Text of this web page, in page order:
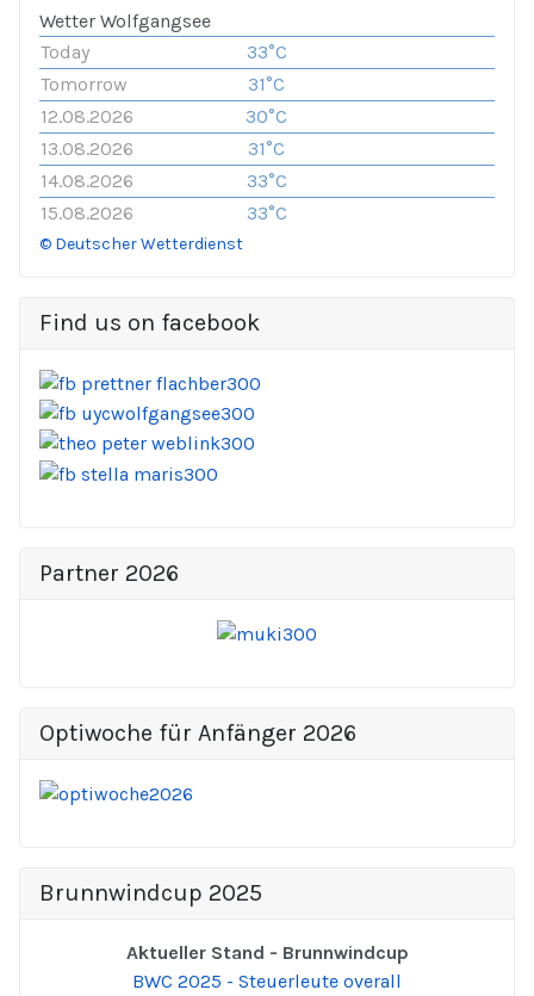
Wetter Wolfgangsee
Today
33°C
Tomorrow
31°C
12.08.2026
30°C
13.08.2026
31°C
14.08.2026
33°C
15.08.2026
33°C
© Deutscher Wetterdienst
Find us on facebook
Partner 2026
Optiwoche für Anfänger 2026
Brunnwindcup 2025
Aktueller Stand - Brunnwindcup
BWC 2025 - Steuerleute overall